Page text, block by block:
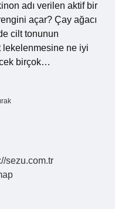
adı verilen aktif bir
açar? Çay ağacı
cilt tonunun
lekelenmesine ne iyi
birçok…
sezu.com.tr